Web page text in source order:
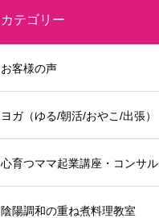
カテゴリー
お客様の声
ヨガ（ゆる/朝活/おやこ/出張）
心育つママ起業講座・コンサル
陰陽調和の重ね煮料理教室